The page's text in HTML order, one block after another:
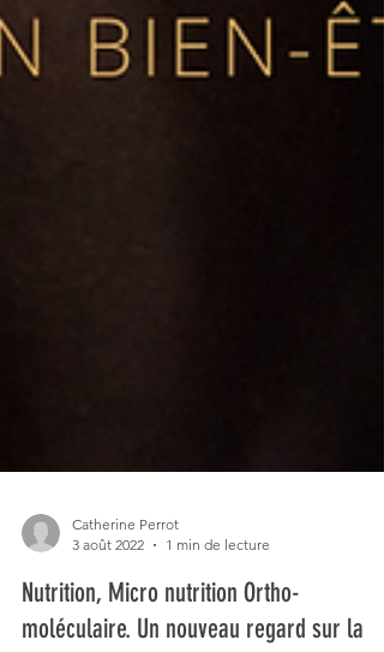
3 août 2022
1 min de lecture
Nutrition, Micro nutrition Ortho-